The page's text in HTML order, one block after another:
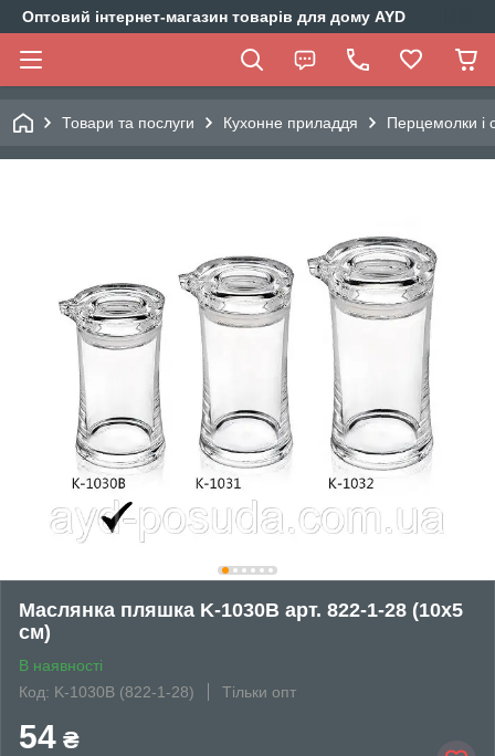
Оптовий інтернет-магазин товарів для дому AYD
Товари та послуги Кухонне приладдя Перцемолки і
Маслянка пляшка K-1030B арт. 822-1-28 (10х5
см)
В наявності
Код: K-1030В (822-1-28)
Тільки опт
54 ₴